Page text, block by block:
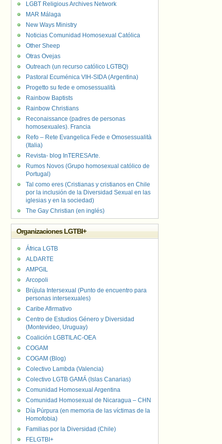
LGBT Religious Archives Network
MAR Málaga
New Ways Ministry
Noticias Comunidad Homosexual Católica
Other Sheep
Otras Ovejas
Outreach (un recurso católico LGTBQ)
Pastoral Ecuménica VIH-SIDA (Argentina)
Progetto su fede e omosessualità
Rainbow Baptists
Rainbow Christians
Reconaissance (padres de personas
homosexuales). Francia
Refo – Rete Evangelica Fede e Omosessualità
(Italia)
Revista- blog InTERESArte.
Rumos Novos (Grupo homosexual católico de
Portugal)
Tal como eres (Cristianas y cristianos en Chile
por la inclusión de la Diversidad Sexual en las
iglesias y en la sociedad)
The Gay Christian (en inglés)
Organizaciones LGTBI+
África LGTB
ALDARTE
AMPGIL
Arcopoli
Brújula Intersexual (Punto de encuentro para
personas intersexuales)
Caribe Afirmativo
Centro de Estudios Género y Diversidad
(Montevideo, Uruguay)
Coalición LGBTILAC-OEA
COGAM
COGAM (Blog)
Colectivo Lambda (Valencia)
Colectivo LGTB GAMÁ (Islas Canarias)
Comunidad Homosexual Argentina
Comunidad Homosexual de Nicaragua – CHN
Día Púrpura (en memoria de las víctimas de la
Homofobia)
Familias por la Diversidad (Chile)
FELGTBI+